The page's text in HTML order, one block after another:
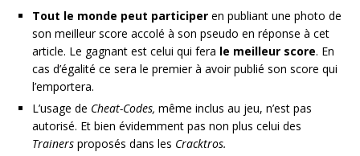
Tout le monde peut participer en publiant une photo de
son meilleur score accolé à son pseudo en réponse à cet
article. Le gagnant est celui qui fera le meilleur score. En
cas d’égalité ce sera le premier à avoir publié son score qui
l’emportera.
L’usage de Cheat-Codes, même inclus au jeu, n’est pas
autorisé. Et bien évidemment pas non plus celui des
Trainers proposés dans les Cracktros.